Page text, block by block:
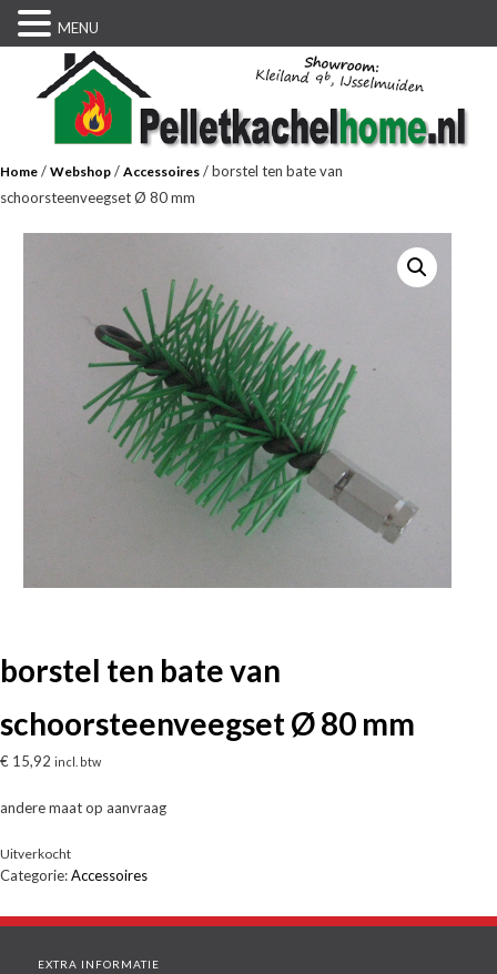
Home / Webshop / Accessoires / borstel ten bate van
schoorsteenveegset Ø 80 mm
borstel ten bate van
schoorsteenveegset Ø 80 mm
€ 15,92 incl. btw
andere maat op aanvraag
Uitverkocht
Categorie:Accessoires
EXTRA INFORMATIE
MENU